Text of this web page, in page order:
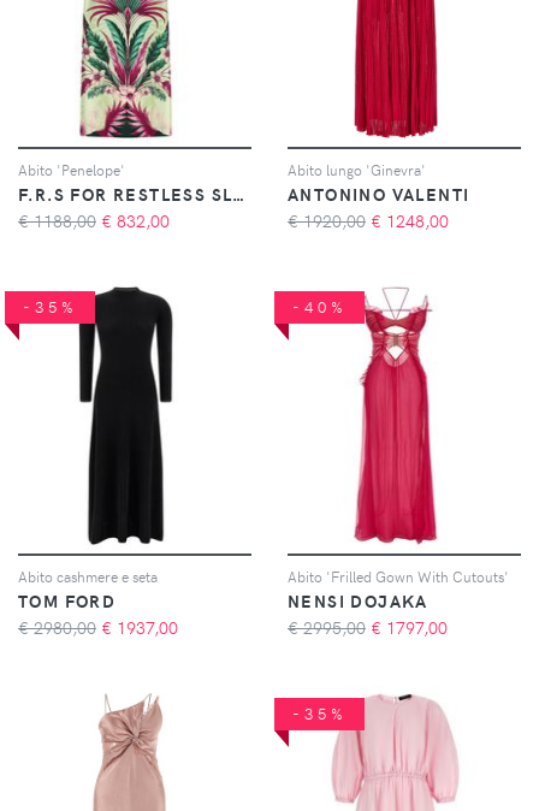
Abito 'Penelope'
F.R.S FOR RESTLESS SLEEPERS
€ 1188,00 € 832,00
Abito lungo 'Ginevra'
ANTONINO VALENTI
€ 1920,00 € 1248,00
-35%
Abito cashmere e seta
TOM FORD
€ 2980,00 € 1937,00
-40%
Abito 'Frilled Gown With Cutouts'
NENSI DOJAKA
€ 2995,00 € 1797,00
-35%